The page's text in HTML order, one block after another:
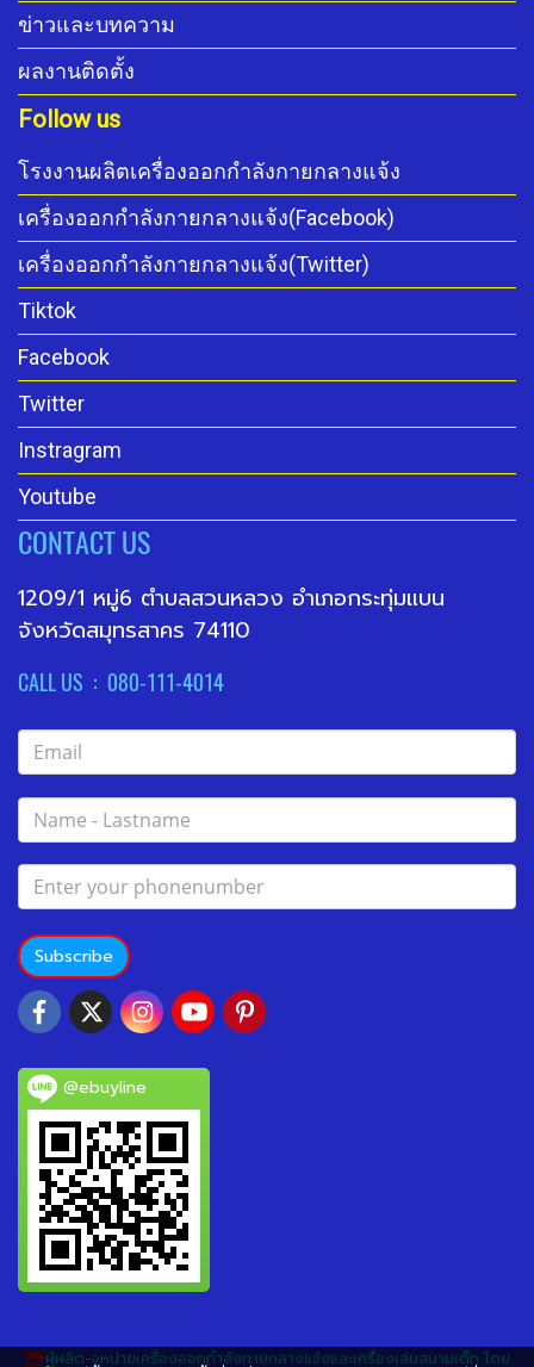
ข่าวและบทความ
ผลงานติดตั้ง
Follow us
โรงงานผลิตเครื่องออกกำลังกายกลางแจ้ง
เครื่องออกกำลังกายกลางแจ้ง(Facebook)
เครื่องออกกำลังกายกลางแจ้ง(Twitter)
Tiktok
Facebook
Twitter
Instragram
Youtube
CONTACT US
1209/1 หมู่6 ตำบลสวนหลวง อำเภอกระทุ่มแบน
จังหวัดสมุทรสาคร 74110
CALL US : 080-111-4014
Subscribe
@ebuyline
ผู้ผลิต-จหน่ายเครื่องออกกำลังกายกลางแจ้งและเครื่องเล่นสนามเด็ก โดย